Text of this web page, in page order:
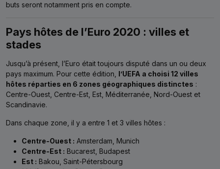
buts seront notamment pris en compte.
Pays hôtes de l’Euro 2020 : villes et
stades
Jusqu’à présent, l’Euro était toujours disputé dans un ou deux
pays maximum. Pour cette édition, l’UEFA a choisi 12 villes
hôtes réparties en 6 zones géographiques distinctes :
Centre-Ouest, Centre-Est, Est, Méditerranée, Nord-Ouest et
Scandinavie.
Dans chaque zone, il y a entre 1 et 3 villes hôtes :
Centre-Ouest : Amsterdam, Munich
Centre-Est : Bucarest, Budapest
Est : Bakou, Saint-Pétersbourg